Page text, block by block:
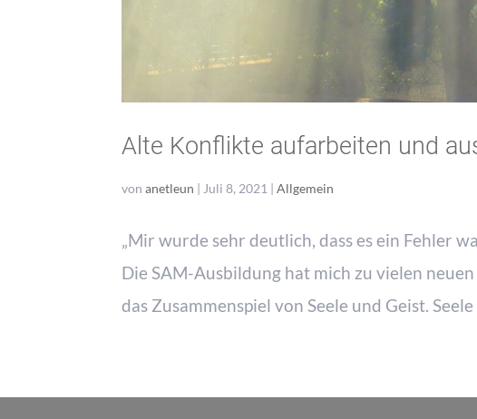
Alte Konflikte aufarbeiten und
vonanetleun | Juli 8, 2021 |Allgemein
„Mir wurde sehr deutlich, dass es ein Fehler
Die SAM-Ausbildung hat mich zu vielen
das Zusammenspiel von Seele und Geist.